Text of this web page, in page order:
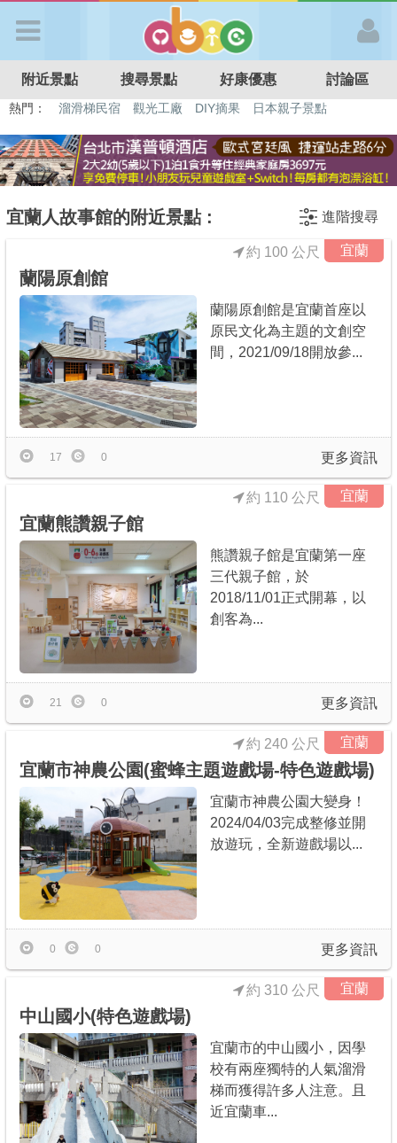
APP登入
首 頁
最新消息
最新留言
商家合作
推薦景點
討論區
聯絡我們
APP下載
附近景點 搜尋景點 好康優惠 討論區
熱門： 溜滑梯民宿 觀光工廠 DIY摘果
日本親子景點
宜蘭人故事館的附近景點 : 進階搜尋
宜蘭
約 100 公尺
蘭陽原創館
蘭陽原創館是宜蘭首座以
原民文化為主題的文創空
間，2021/09/18開放參...
更多資訊
17 0
宜蘭
約 110 公尺
宜蘭熊讚親子館
熊讚親子館是宜蘭第一座
三代親子館，於
2018/11/01正式開幕，以
創客為...
更多資訊
21 0
宜蘭
約 240 公尺
宜蘭市神農公園(蜜蜂主題遊戲場-特色遊戲場)
宜蘭市神農公園大變身！
2024/04/03完成整修並開
放遊玩，全新遊戲場以...
更多資訊
0 0
宜蘭
約 310 公尺
中山國小(特色遊戲場)
宜蘭市的中山國小，因學
校有兩座獨特的人氣溜滑
梯而獲得許多人注意。且
近宜蘭車...